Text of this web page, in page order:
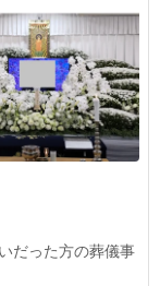
だった方の葬儀事